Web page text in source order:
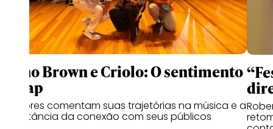
Mano Brown e Criolo: O sentimento
do rap
Cantores comentam suas trajetórias na música e a
importância da conexão com seus públicos